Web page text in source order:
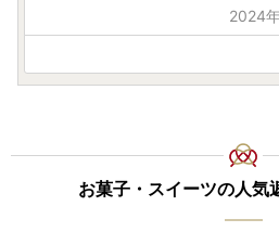
2024
お菓子・スイーツの人気